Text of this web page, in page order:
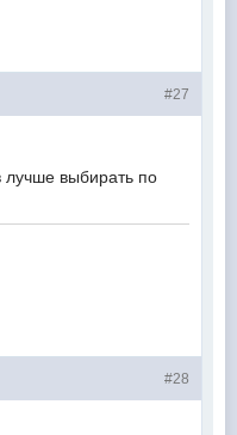
#27
лучше выбирать по
#28